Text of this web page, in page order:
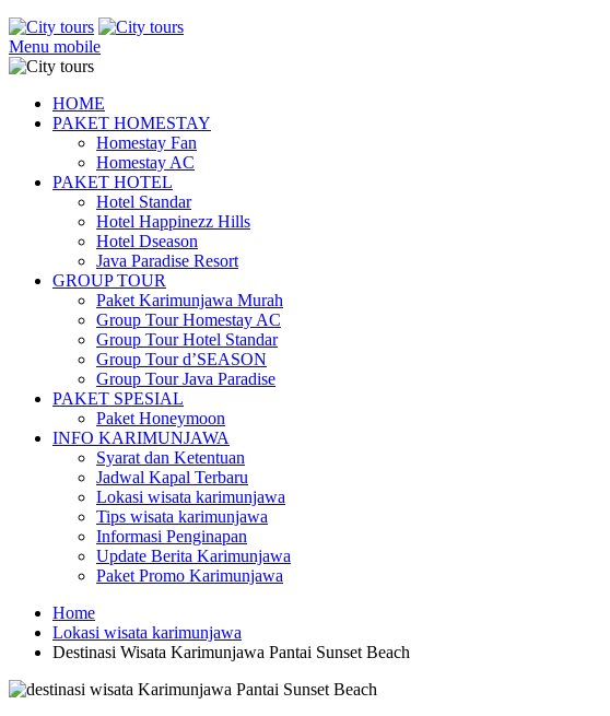
Menu mobile
HOME
PAKET HOMESTAY
Homestay Fan
Homestay AC
PAKET HOTEL
Hotel Standar
Hotel Happinezz Hills
Hotel Dseason
Java Paradise Resort
GROUP TOUR
Paket Karimunjawa Murah
Group Tour Homestay AC
Group Tour Hotel Standar
Group Tour d’SEASON
Group Tour Java Paradise
PAKET SPESIAL
Paket Honeymoon
INFO KARIMUNJAWA
Syarat dan Ketentuan
Jadwal Kapal Terbaru
Lokasi wisata karimunjawa
Tips wisata karimunjawa
Informasi Penginapan
Update Berita Karimunjawa
Paket Promo Karimunjawa
Home
Lokasi wisata karimunjawa
Destinasi Wisata Karimunjawa Pantai Sunset Beach